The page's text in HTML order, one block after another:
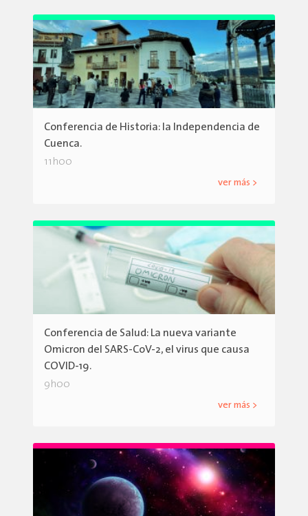
Conferencia de Historia: la Independencia de
Cuenca.
11h00
ver más >
Conferencia de Salud: La nueva variante
Omicron del SARS-CoV-2, el virus que causa
COVID-19.
9h00
ver más >